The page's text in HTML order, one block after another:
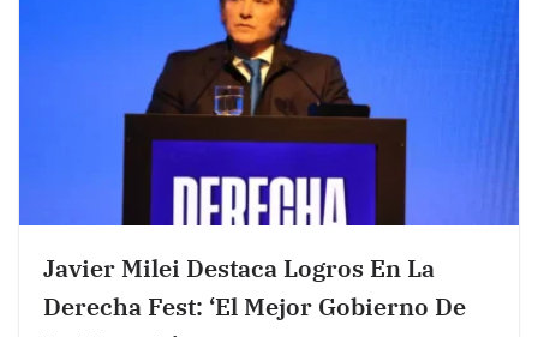
Javier Milei Destaca Logros En La
Derecha Fest: ‘El Mejor Gobierno De